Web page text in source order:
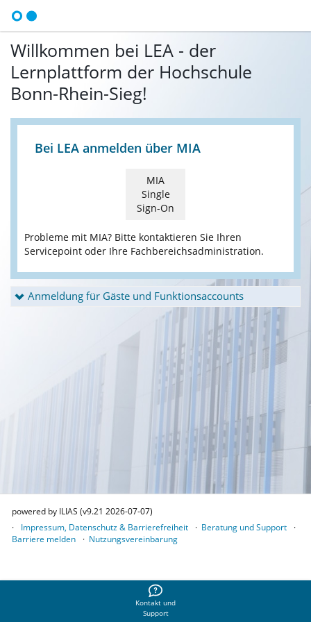
Kontakt und
Support
Willkommen bei LEA - der
Lernplattform der Hochschule
Bonn-Rhein-Sieg!
Bei LEA anmelden über MIA
MIA
Single
Sign-On
Probleme mit MIA? Bitte kontaktieren Sie Ihren
Servicepoint oder Ihre Fachbereichsadministration.
Anmeldung für Gäste und Funktionsaccounts
powered by ILIAS (v9.21 2026-07-07)
Impressum, Datenschutz & Barrierefreiheit
Beratung und Support
Barriere melden
Nutzungsvereinbarung